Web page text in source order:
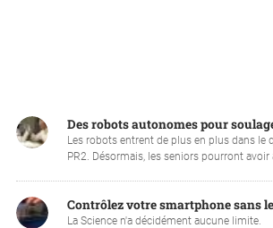
Des robots autonomes pour
Les robots entrent de plus en plus dans le
PR2. Désormais, les seniors pourront avoir
Contrôlez votre smartphone sans
La Science n'a décidément aucune limite.